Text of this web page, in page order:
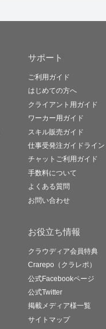
サポート
ご利用ガイド
はじめての方へ
クライアント用ガイド
ワーカー用ガイド
スキル販売ガイド
仕事受発注ガイドライン
チャットご利用ガイド
手数料について
よくある質問
お問い合わせ
お役立ち情報
クラウディア会員特典
Crarepo（クラレポ）
公式Facebookページ
公式Twitter
掲載メディア様一覧
サイトマップ